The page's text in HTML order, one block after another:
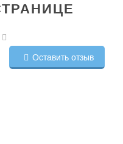
Оставить отзыв